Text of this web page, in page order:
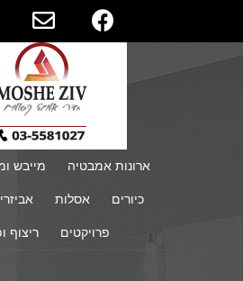
ארונות אמבטיה מייבש
כיורים אסלות
פרויקטים ריצוף